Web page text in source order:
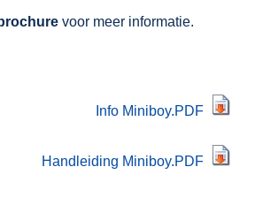
voor meer informatie.
Info Miniboy.PDF
Handleiding Miniboy.PDF